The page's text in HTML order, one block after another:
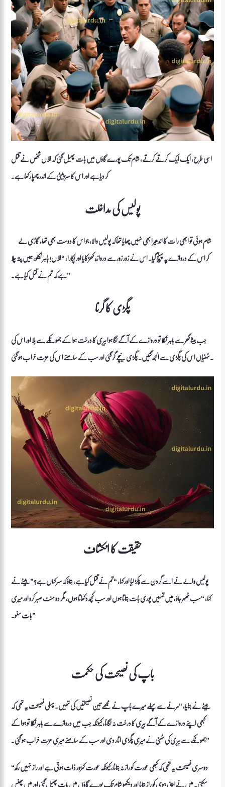
اسی طرح، ایک ایک کرتے کرتے، شام تک پورے گاؤں میں بات پھیل گئی کہ فلاں شخص نے قتل
کر دیا ہے اور اس کا سر پیٹی کے اندر چھپا رکھا ہے۔
پولیس کی مداخلت
کر اس کے دروازے پہ پہنچ گیا۔ اس نے زور زور سے دروازہ کھڑکایا اور پکارا، “فلاں! باہر نکلو، ہمیں پتہ چلا
ہے کہ تم نے قتل کیا ہے۔”
پگڑی کا گرنا
جب بیٹا گھر سے باہر نکلا تو دروازے کے آگے لگا ہوا بیری کا درخت ہوا کے جھونکے سے ہلا اور اس کی
حقیقت کا انکشاف
پولیس والے نے اسے گردن سے پکڑ لیا اور کہا، “تم نے قتل کیا ہے، بتاؤ کہ سر کہاں ہے؟” بیٹے نے
کہا، “سب ٹھہر جاؤ، میں تمہیں پوری بات بتاتا ہوں اور سب کچھ دکھاتا ہوں، مگر دو منٹ صبر کرو اور میری
بات سنو۔”
باپ کی نصیحت کی حکمت
بیٹے نے بتایا، “مرنے سے پہلے میرے باپ نے مجھے تین نصیحتیں کی تھیں۔ پہلی نصیحت یہ تھی کہ
کبھی اپنے دروازے کے آگے بیری کا درخت نہ لگانا، کیونکہ جب میں دروازے سے باہر نکلا تو ہوا کے
جھونکے سے بیری کی ٹہنی نے میری پگڑی اتار دی اور سب کے سامنے میری عزت خراب ہو گئی۔”
“دوسری نصیحت یہ تھی کہ کبھی عورت کو راز نہ بتانا، کیونکہ عورت کمزور ذات ہوتی ہے اور راز نہیں رکھ
سکتی۔ میں نے اپنی بیوی کو راز بتایا اور دیکھو شام تک پورے گاؤں میں بات پھیل گئی اور میں پھنس